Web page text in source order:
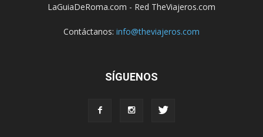
LaGuiaDeRoma.com - Red TheViajeros.com
Contáctanos: info@theviajeros.com
SÍGUENOS